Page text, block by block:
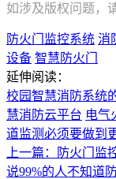
如涉及版权问题，
防火门监控系统 消
设备 智慧防火门
延伸阅读：
校园智慧消防系统
慧消防云平台 电气
道监测必须要做到
上一篇：防火门监
说99%的人不知道